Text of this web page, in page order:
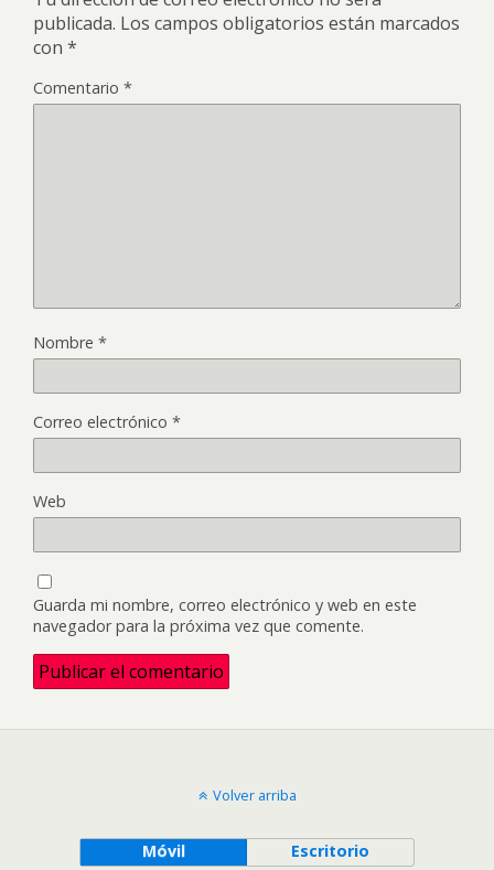
publicada. Los campos obligatorios están marcados
con *
Comentario *
Nombre *
Correo electrónico *
Web
Guarda mi nombre, correo electrónico y web en este
navegador para la próxima vez que comente.
Volver arriba
Móvil Escritorio